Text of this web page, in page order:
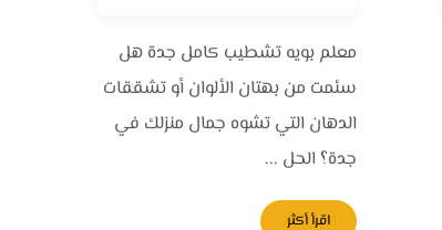
معلم بويه تشطيب كامل جدة هل
سئمت من بهتان الألوان أو تشققات
الدهان التي تشوه جمال منزلك في
جدة؟ الحل ...
اقرأ أكثر